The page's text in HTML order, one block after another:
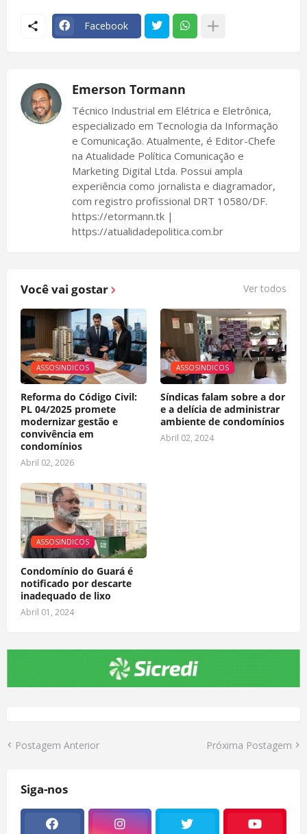
Facebook
Emerson Tormann
Técnico Industrial em Elétrica e Eletrônica,
especializado em Tecnologia da Informação
e Comunicação. Atualmente, é Editor-Chefe
na Atualidade Política Comunicação e
Marketing Digital Ltda. Possui ampla
experiência como jornalista e diagramador,
com registro profissional DRT 10580/DF.
https://etormann.tk |
https://atualidadepolitica.com.br
Você vai gostar Ver todos
ASSOSINDICOS
Reforma do Código Civil:
PL 04/2025 promete
modernizar gestão e
convivência em
condomínios
Abril 02, 2026
ASSOSINDICOS
Síndicas falam sobre a dor
e a delícia de administrar
ambiente de condomínios
Abril 02, 2024
ASSOSINDICOS
Condomínio do Guará é
notificado por descarte
inadequado de lixo
Abril 01, 2024
Postagem Anterior Próxima Postagem
Siga-nos